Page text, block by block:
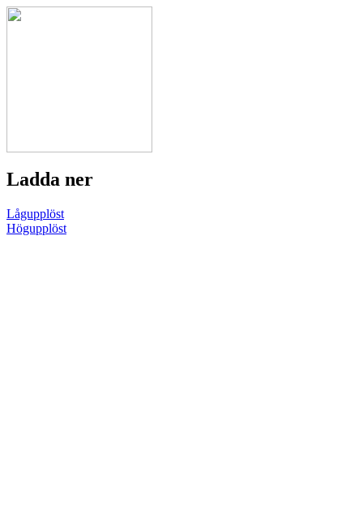
Ladda ner
Lågupplöst
Högupplöst